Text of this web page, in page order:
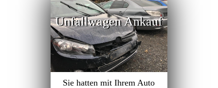
Unfallwagen Ankauf
Sie hatten mit Ihrem Auto